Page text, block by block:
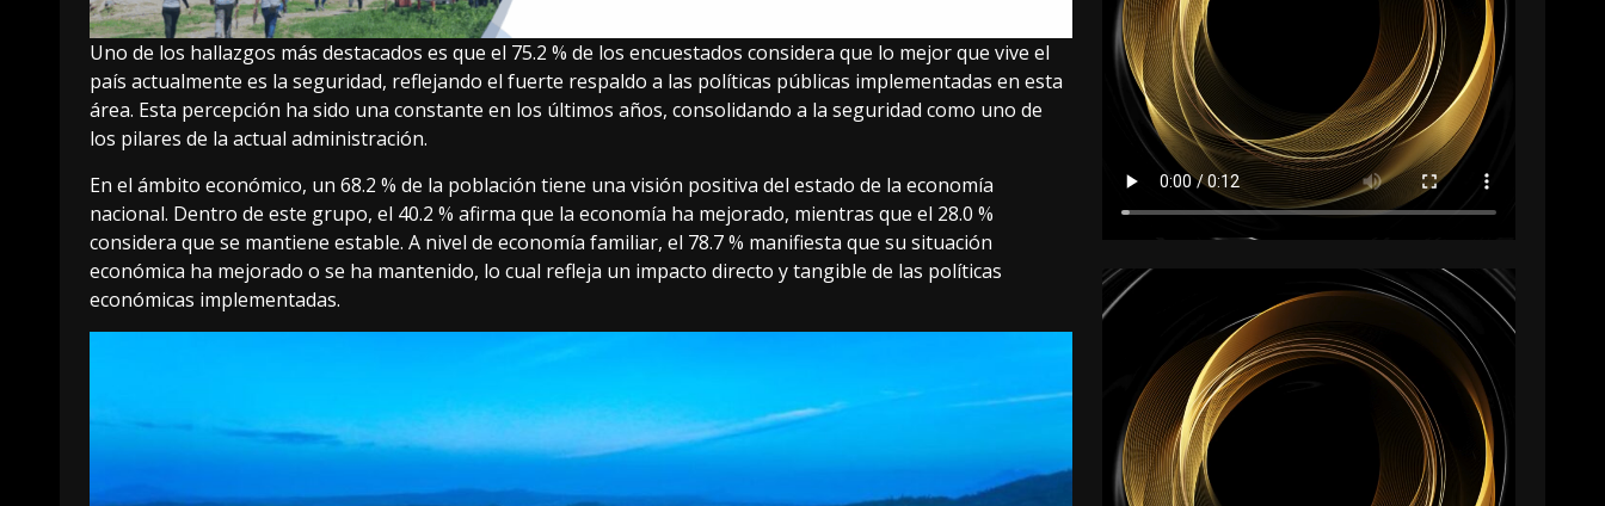
Uno de los hallazgos más destacados es que el 75.2 % de los encuestados considera que lo mejor que vive el
país actualmente es la seguridad, reflejando el fuerte respaldo a las políticas públicas implementadas en esta
área. Esta percepción ha sido una constante en los últimos años, consolidando a la seguridad como uno de
los pilares de la actual administración.
En el ámbito económico, un 68.2 % de la población tiene una visión positiva del estado de la economía
nacional. Dentro de este grupo, el 40.2 % afirma que la economía ha mejorado, mientras que el 28.0 %
considera que se mantiene estable. A nivel de economía familiar, el 78.7 % manifiesta que su situación
económica ha mejorado o se ha mantenido, lo cual refleja un impacto directo y tangible de las políticas
económicas implementadas.